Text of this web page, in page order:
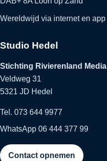
Wereldwijd via internet en app
Studio Hedel
Stichting Rivierenland Media
Veldweg 31
5321 JD Hedel
Tel. 073 644 9977
WhatsApp 06 444 377 99
Contact opnemen